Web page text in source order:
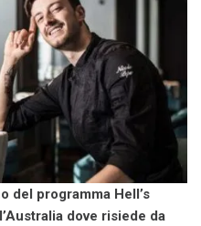
del programma Hell’s
dove risiede da